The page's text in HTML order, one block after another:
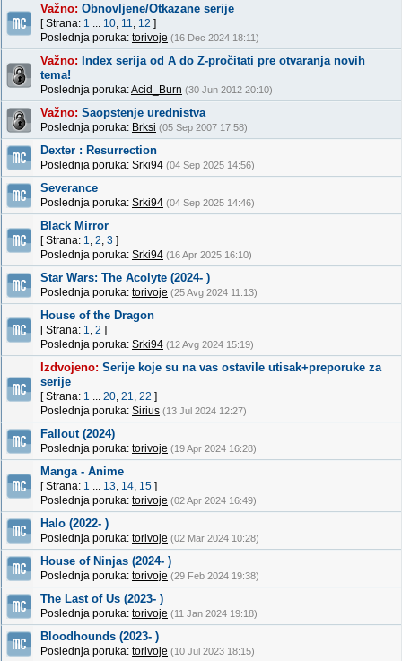
Važno: Obnovljene/Otkazane serije
[ Strana: 1 ... 10, 11, 12 ]
Poslednja poruka: torivoje (16 Dec 2024 18:11)
Važno: Index serija od A do Z-pročitati pre otvaranja novih
tema!
Poslednja poruka:Acid_Burn (30 Jun 2012 20:10)
Važno: Saopstenje urednistva
Poslednja poruka: Brksi (05 Sep 2007 17:58)
Dexter : Resurrection
Poslednja poruka: Srki94 (04 Sep 2025 14:56)
Severance
Poslednja poruka: Srki94 (04 Sep 2025 14:46)
Black Mirror
[ Strana: 1, 2, 3 ]
Poslednja poruka: Srki94 (16 Apr 2025 16:10)
Star Wars: The Acolyte (2024- )
Poslednja poruka: torivoje (25 Avg 2024 11:13)
House of the Dragon
[ Strana: 1, 2 ]
Poslednja poruka: Srki94 (12 Avg 2024 15:19)
Izdvojeno: Serije koje su na vas ostavile utisak+preporuke za
serije
[ Strana: 1 ... 20, 21, 22 ]
Poslednja poruka: Sirius (13 Jul 2024 12:27)
Fallout (2024)
Poslednja poruka: torivoje (19 Apr 2024 16:28)
Manga - Anime
[ Strana: 1 ... 13, 14, 15 ]
Poslednja poruka: torivoje (02 Apr 2024 16:49)
Halo (2022- )
Poslednja poruka: torivoje (02 Mar 2024 10:28)
House of Ninjas (2024- )
Poslednja poruka: torivoje (29 Feb 2024 19:38)
The Last of Us (2023- )
Poslednja poruka: torivoje (11 Jan 2024 19:18)
Bloodhounds (2023- )
Poslednja poruka: torivoje (10 Jul 2023 18:15)